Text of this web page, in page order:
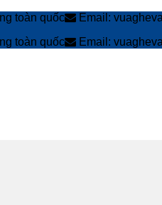
toàn quốc Email:
toàn quốc Email: